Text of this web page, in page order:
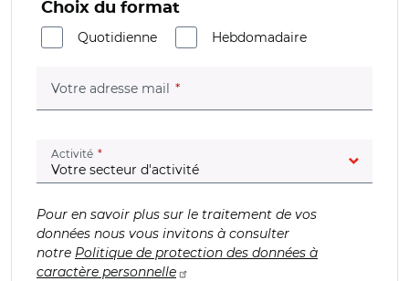
Choix du format
Quotidienne
Hebdomadaire
Votre adresse mail (champ obligatoire)
Activité (champ obligatoire)
Pour en savoir plus sur le traitement de vos
données nous vous invitons à consulter
notre Politique de protection des données à
caractère personnelle